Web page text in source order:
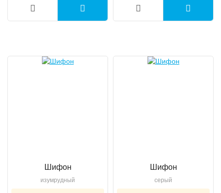
Шифон
изумрудный
Шифон
серый